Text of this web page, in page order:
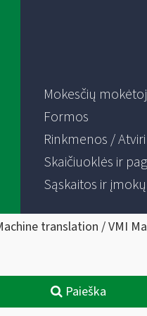
Mokesčių
Formos
Rinkmenos /
Skaičiuoklės ir
Sąskaitos ir
translation / VMI
Paieška